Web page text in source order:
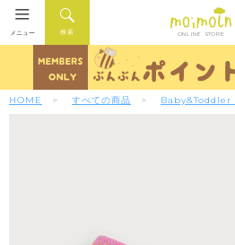
ONLINE STORE
検索
メニュー
HOME すべての商品 Baby&Toddler